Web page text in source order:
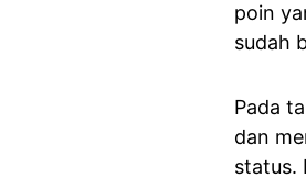
poin
sudah
Pada
dan
status.